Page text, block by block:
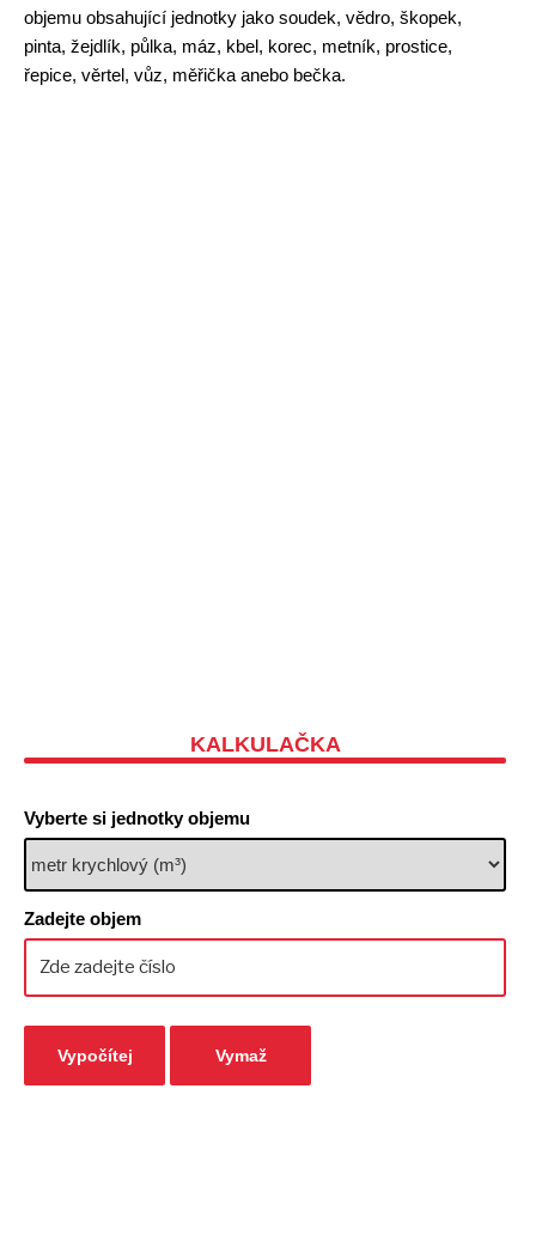
objemu obsahující jednotky jako soudek, vědro, škopek,
pinta, žejdlík, půlka, máz, kbel, korec, metník, prostice,
řepice, věrtel, vůz, měřička anebo bečka.
KALKULAČKA
Vyberte si jednotky objemu
Zadejte objem